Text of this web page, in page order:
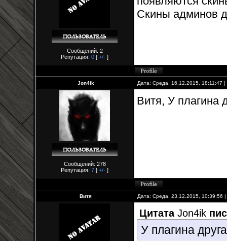
Сообщений: 2
Репутация: 0 [ +/- ]
Скины админов
Jon4ik Дата: Среда, 16.12.2015, 18:11:47
Сообщений: 278
Репутация: 7 [ +/- ]
Витя, У плагина
Витя Дата: Среда, 23.12.2015, 10:39:56
Цитата Jon4ik
У плагина